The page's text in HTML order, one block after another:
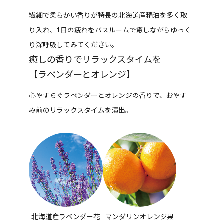
繊細で柔らかい香りが特長の北海道産精油を多く取
り入れ、1日の疲れをバスルームで癒しながらゆっく
り深呼吸してみてください。
癒しの香りでリラックスタイムを
【ラベンダーとオレンジ】
心やすらぐラベンダーとオレンジの香りで、おやす
み前のリラックスタイムを演出。
北海道産ラベンダー花
マンダリンオレンジ果